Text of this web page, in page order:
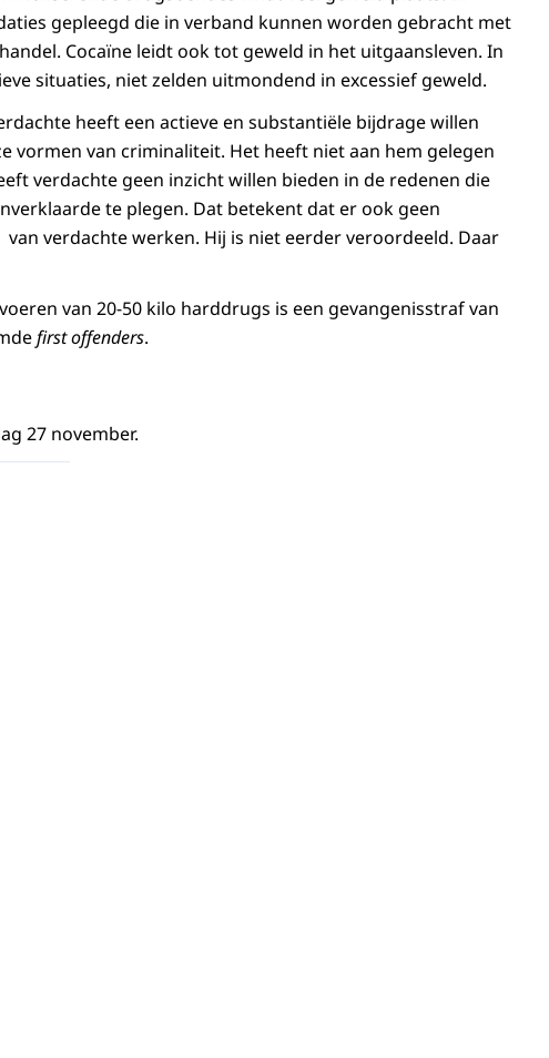
gepleegd die in verband kunnen worden gebracht met
Cocaïne leidt ook tot geweld in het uitgaansleven. In
situaties, niet zelden uitmondend in excessief geweld.
heeft een actieve en substantiële bijdrage willen
vormen van criminaliteit. Het heeft niet aan hem gelegen
verdachte geen inzicht willen bieden in de redenen die
te plegen. Dat betekent dat er ook geen
verdachte werken. Hij is niet eerder veroordeeld. Daar
van 20-50 kilo harddrugs is een gevangenisstraf van
first offenders.
27 november.